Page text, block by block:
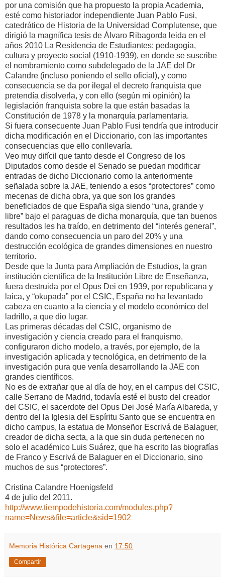
por una comisión que ha propuesto la propia Academia,
esté como historiador independiente Juan Pablo Fusi,
catedrático de Historia de la Universidad Complutense, que
dirigió la magnífica tesis de Álvaro Ribagorda leida en el
años 2010 La Residencia de Estudiantes: pedagogía,
cultura y proyecto social (1910-1939), en donde se suscribe
el nombramiento como subdelegado de la JAE del Dr
Calandre (incluso poniendo el sello oficial), y como
consecuencia se da por ilegal el decreto franquista que
pretendía disolverla, y con ello (según mi opinión) la
legislación franquista sobre la que están basadas la
Constitución de 1978 y la monarquía parlamentaria.
Si fuera consecuente Juan Pablo Fusi tendría que introducir
dicha modificación en el Diccionario, con las importantes
consecuencias que ello conllevaría.
Veo muy difícil que tanto desde el Congreso de los
Diputados como desde el Senado se puedan modificar
entradas de dicho Diccionario como la anteriormente
señalada sobre la JAE, teniendo a esos “protectores” como
mecenas de dicha obra, ya que son los grandes
beneficiados de que España siga siendo “una, grande y
libre” bajo el paraguas de dicha monarquía, que tan buenos
resultados les ha traído, en detrimento del “interés general”,
dando como consecuencia un paro del 20% y una
destrucción ecológica de grandes dimensiones en nuestro
territorio.
Desde que la Junta para Ampliación de Estudios, la gran
institución científica de la Institución Libre de Enseñanza,
fuera destruida por el Opus Dei en 1939, por republicana y
laica, y “okupada” por el CSIC, España no ha levantado
cabeza en cuanto a la ciencia y el modelo económico del
ladrillo, a que dio lugar.
Las primeras décadas del CSIC, organismo de
investigación y ciencia creado para el franquismo,
configuraron dicho modelo, a través, por ejemplo, de la
investigación aplicada y tecnológica, en detrimento de la
investigación pura que venía desarrollando la JAE con
grandes científicos.
No es de extrañar que al día de hoy, en el campus del CSIC,
calle Serrano de Madrid, todavía esté el busto del creador
del CSIC, el sacerdote del Opus Dei José María Albareda, y
dentro del la Iglesia del Espíritu Santo que se encuentra en
dicho campus, la estatua de Monseñor Escrivá de Balaguer,
creador de dicha secta, a la que sin duda pertenecen no
solo el académico Luis Suárez, que ha escrito las biografías
de Franco y Escrivá de Balaguer en el Diccionario, sino
muchos de sus “protectores”.
Cristina Calandre Hoenigsfeld
4 de julio del 2011.
http://www.tiempodehistoria.com/modules.php?
name=News&file=article&sid=1902
Memoria Histórica Cartagena en 17:50
Compartir